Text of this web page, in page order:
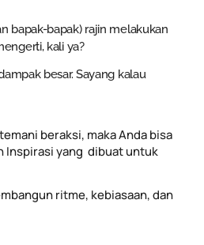
bapak-bapak) rajin melakukan
kali ya?
besar. Sayang kalau
beraksi, maka Anda bisa
Inspirasi yang dibuat untuk
ritme, kebiasaan, dan